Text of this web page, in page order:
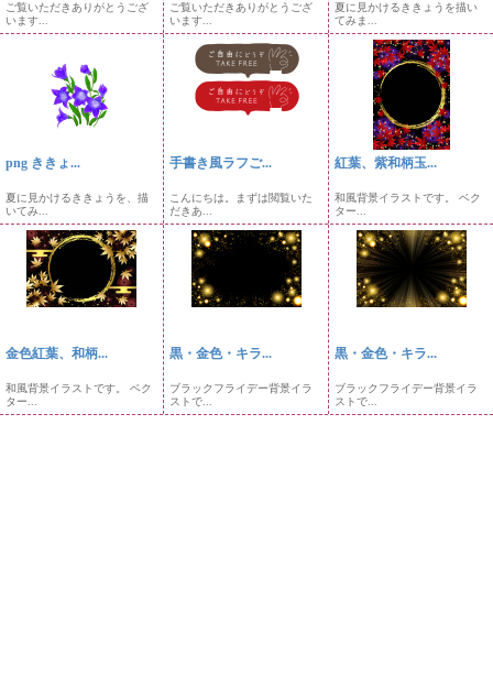
ご覧いただきありがとうござ
います...
ご覧いただきありがとうござ
います...
夏に見かけるききょうを描い
てみま...
png ききょ...
夏に見かけるききょうを、描
いてみ...
手書き風ラフご...
こんにちは。まずは閲覧いた
だきあ...
紅葉、紫和柄玉...
和風背景イラストです。 ベク
ター...
金色紅葉、和柄...
和風背景イラストです。 ベク
ター...
黒・金色・キラ...
ブラックフライデー背景イラ
ストで...
黒・金色・キラ...
ブラックフライデー背景イラ
ストで...